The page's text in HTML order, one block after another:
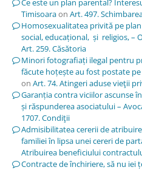
Ce este un plan parental?
Timisoaraon Art. 497.
Homosexualitatea privită pe
social, educațional, și religios, –
Art. 259. Căsătoria
Minori fotografiați ilegal pentru
făcute hoțește au fost postate
on Art. 74. Atingeri aduse vieţii
Garanția contra viciilor ascunse
și răspunderea asociatului –
1707. Condiţii
Admisibilitatea cererii de
familiei în lipsa unei cereri de
Atribuirea beneficiului
Contracte de închiriere, să nu iei